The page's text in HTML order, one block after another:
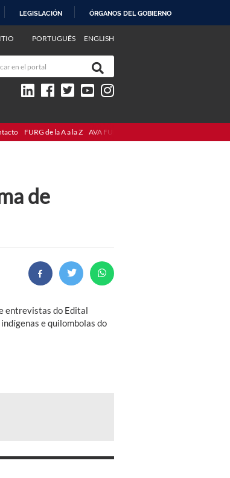
LEGISLACIÓN ÓRGANOS DEL GOBIERNO
PORTUGUÊS ENGLISH
FURG de la A a la Z AVA FURG
de
entrevistas do Edital
e quilombolas do